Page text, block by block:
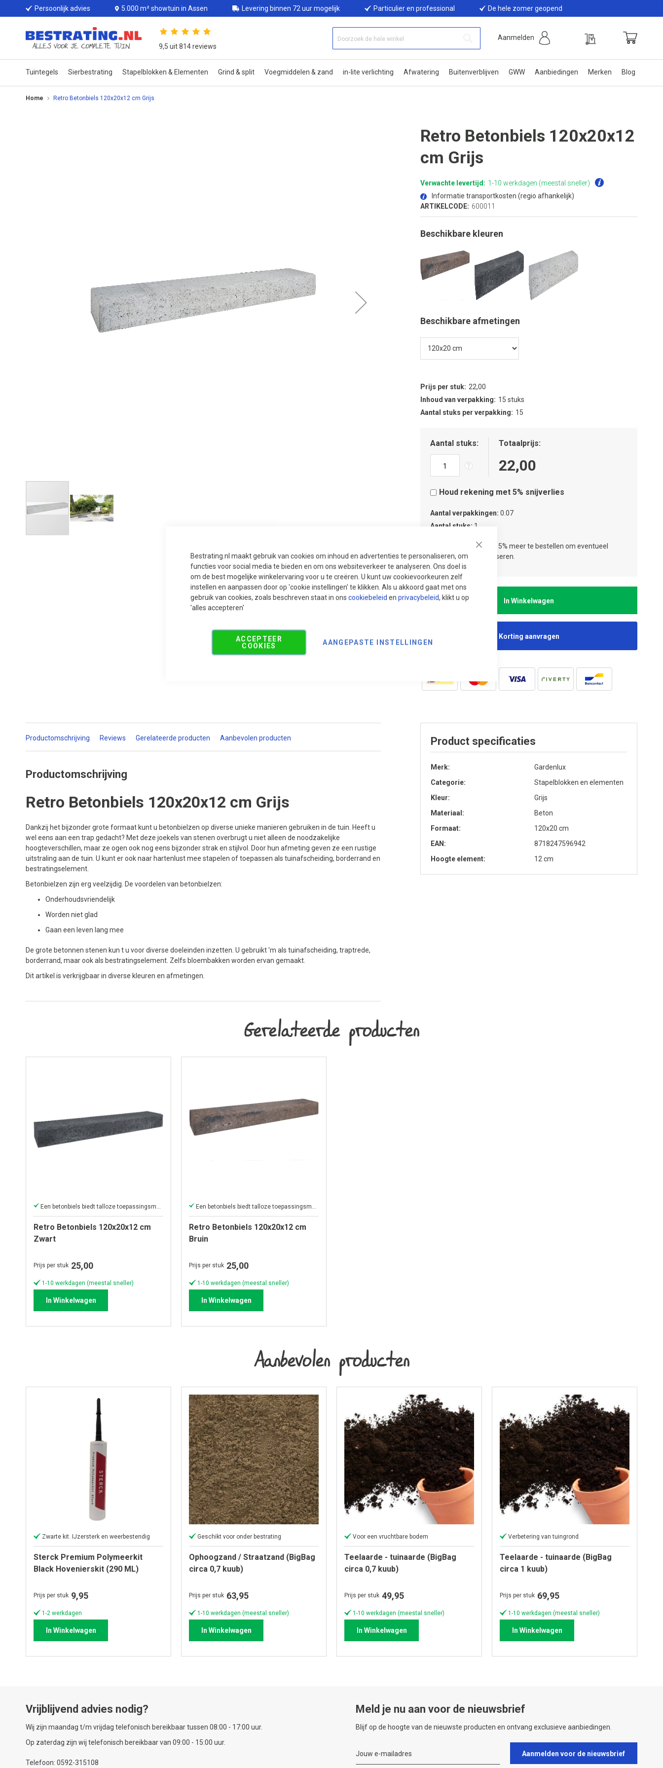
Bestrating.nl maakt gebruik van cookies om inhoud en advertenties te personaliseren, om
functies voor social media te bieden en om ons websiteverkeer te analyseren. Ons doel is
om de best mogelijke winkelervaring voor u te creëren. U kunt uw cookievoorkeuren zelf
instellen en aanpassen door op 'cookie instellingen' te klikken. Als u akkoord gaat met ons
gebruik van cookies, zoals beschreven staat in ons cookiebeleid en privacybeleid, klikt u op
'alles accepteren'
ACCEPTEER
COOKIES
AANGEPASTE INSTELLINGEN
Persoonlijk advies 5.000 m² showtuin in Assen Levering binnen 72 uur mogelijk Particulier en professional De hele zomer geopend
9,5 uit 814 reviews
Aanmelden
Tuintegels Sierbestrating Stapelblokken & Elementen Grind & split Voegmiddelen & zand in-lite verlichting Afwatering Buitenverblijven GWW Aanbiedingen Merken Blog
Home Retro Betonbiels 120x20x12 cm Grijs
Retro Betonbiels 120x20x12
cm Grijs
Verwachte levertijd: 1-10 werkdagen (meestal sneller)
Informatie transportkosten (regio afhankelijk)
ARTIKELCODE: 600011
Beschikbare kleuren
Beschikbare afmetingen
Prijs per stuk
22,00
Inhoud van verpakking
15 stuks
Aantal stuks per verpakking
15
Aantal stuks Totaalprijs
22,00
Houd rekening met 5% snijverlies
Aantal verpakkingen 0.07
Aantal stuks 1
Wij adviseren 5% meer te bestellen om eventueel
snijverlies te compenseren.
In Winkelwagen
Korting aanvragen
Productomschrijving Reviews Gerelateerde producten Aanbevolen producten
Productomschrijving
Retro Betonbiels 120x20x12 cm Grijs
Dankzij het bijzonder grote formaat kunt u betonbielzen op diverse unieke manieren gebruiken in de tuin. Heeft u
wel eens aan een trap gedacht? Met deze joekels van stenen overbrugt u niet alleen de noodzakelijke
hoogteverschillen, maar ze ogen ook nog eens bijzonder strak en stijlvol. Door hun afmeting geven ze een rustige
uitstraling aan de tuin. U kunt er ook naar hartenlust mee stapelen of toepassen als tuinafscheiding, borderrand en
bestratingselement.
Betonbielzen zijn erg veelzijdig. De voordelen van betonbielzen:
Onderhoudsvriendelijk
Worden niet glad
Gaan een leven lang mee
De grote betonnen stenen kun t u voor diverse doeleinden inzetten. U gebruikt 'm als tuinafscheiding, traptrede,
borderrand, maar ook als bestratingselement. Zelfs bloembakken worden ervan gemaakt.
Dit artikel is verkrijgbaar in diverse kleuren en afmetingen.
Product specificaties
Merk
Gardenlux
Categorie
Stapelblokken en elementen
Kleur
Grijs
Materiaal
Beton
Formaat
120x20 cm
EAN
8718247596942
Hoogte element
12 cm
Gerelateerde producten
Retro Betonbiels 120x20x12 cm
Zwart
Prijs per stuk 25,00
1-10 werkdagen (meestal sneller)
In Winkelwagen
Retro Betonbiels 120x20x12 cm
Bruin
Prijs per stuk 25,00
1-10 werkdagen (meestal sneller)
In Winkelwagen
Aanbevolen producten
Zwarte kit. IJzersterk en weerbestendig
Sterck Premium Polymeerkit
Black Hovenierskit (290 ML)
Prijs per stuk 9,95
1-2 werkdagen
In Winkelwagen
Geschikt voor onder bestrating
Ophoogzand / Straatzand (BigBag
circa 0,7 kuub)
Prijs per stuk 63,95
1-10 werkdagen (meestal sneller)
In Winkelwagen
Voor een vruchtbare bodem
Teelaarde - tuinaarde (BigBag
circa 0,7 kuub)
Prijs per stuk 49,95
1-10 werkdagen (meestal sneller)
In Winkelwagen
Verbetering van tuingrond
Teelaarde - tuinaarde (BigBag
circa 1 kuub)
Prijs per stuk 69,95
1-10 werkdagen (meestal sneller)
In Winkelwagen
Vrijblijvend advies nodig?
Wij zijn maandag t/m vrijdag telefonisch bereikbaar tussen 08:00 - 17:00 uur.
Op zaterdag zijn wij telefonisch bereikbaar van 09:00 - 15:00 uur.
Telefoon: 0592-315108
Meld je nu aan voor de nieuwsbrief
Blijf op de hoogte van de nieuwste producten en ontvang exclusieve aanbiedingen.
Aanmelden voor de nieuwsbrief